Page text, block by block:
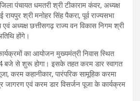
पंचायत धमतरी श्री टीकाराम कंवर, अध्यक्ष
श्री मनोहर सिंह पैकरा, पूर्व राज्यसभा
अध्यक्ष छत्तीसगढ़ राज्य वन विकास निगम श्री
होंगे।
का आयोजन मुख्यमंत्री निवास स्थित
बजे से शुरू होगा। इसके तहत करम डार स्वागत
करम कहानीकार, पारंपरिक सामूहिक करमा
जागरण एवं करम डार विसर्जन पूजा के कार्यक्रम